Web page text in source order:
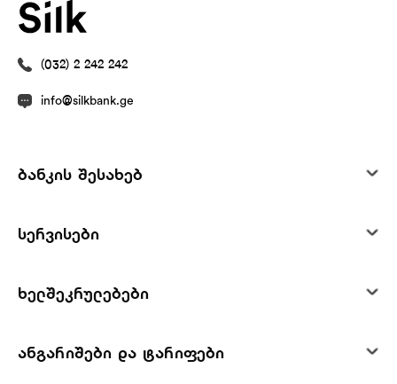
(032) 2 242 242
info@silkbank.ge
ბანკის შესახებ
სერვისები
ხელშეკრულებები
ანგარიშები და ტარიფები